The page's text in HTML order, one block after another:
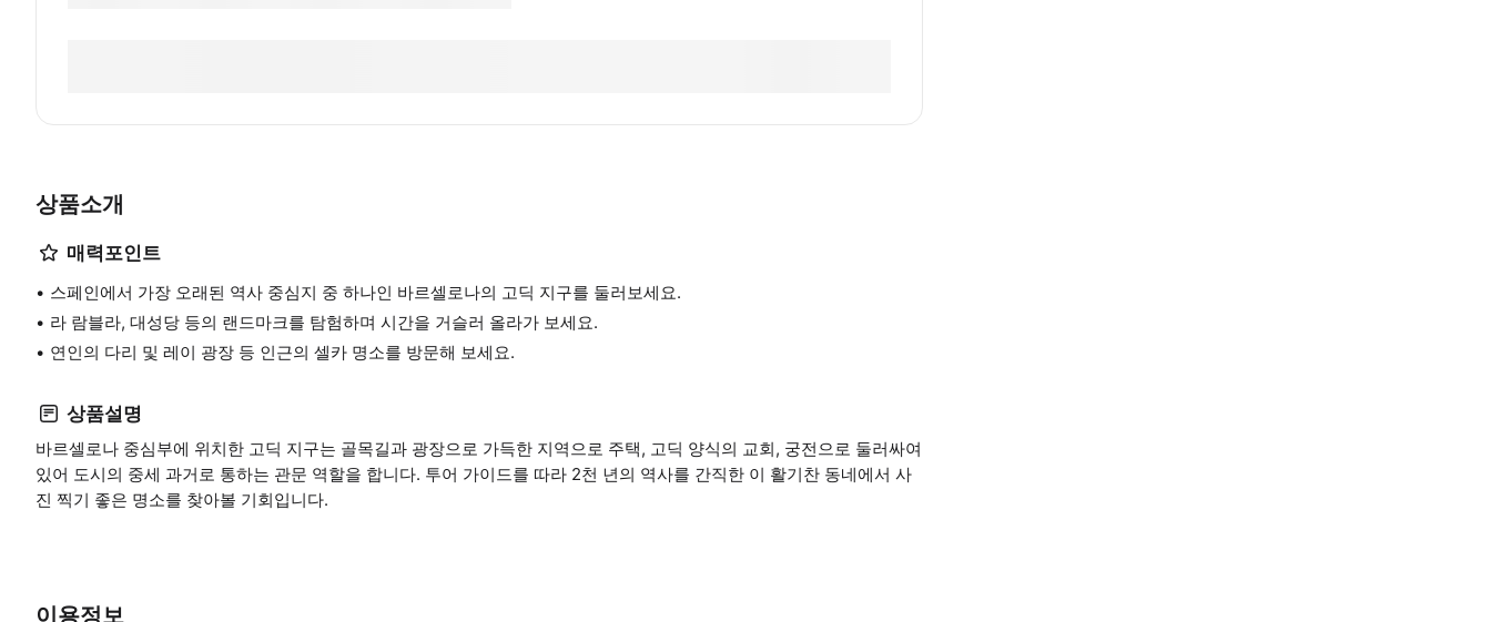
상품소개
매력포인트
스페인에서 가장 오래된 역사 중심지 중 하나인 바르셀로나의 고딕 지구를 둘러보세요.
라 람블라, 대성당 등의 랜드마크를 탐험하며 시간을 거슬러 올라가 보세요.
연인의 다리 및 레이 광장 등 인근의 셀카 명소를 방문해 보세요.
상품설명
바르셀로나 중심부에 위치한 고딕 지구는 골목길과 광장으로 가득한 지역으로 주택, 고딕 양식의 교회, 궁전으로 둘러싸여
있어 도시의 중세 과거로 통하는 관문 역할을 합니다. 투어 가이드를 따라 2천 년의 역사를 간직한 이 활기찬 동네에서 사
진 찍기 좋은 명소를 찾아볼 기회입니다.
이용정보